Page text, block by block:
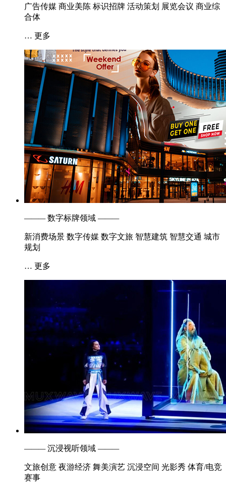
广告传媒 商业美陈 标识招牌 活动策划 展览会议 商业综
合体
… 更多
———数字标牌领域 ———
新消费场景 数字传媒 数字文旅 智慧建筑 智慧交通 城市
规划
… 更多
———沉浸视听领域 ———
文旅创意 夜游经济 舞美演艺 沉浸空间 光影秀 体育/电竞
赛事